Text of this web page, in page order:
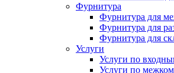
Фурнитура
Фурнитура для
Фурнитура для
Фурнитура для
Услуги
Услуги по
Услуги по